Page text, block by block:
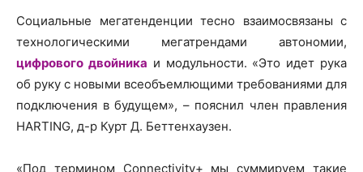
Социальные мегатенденции тесно взаимосвязаны с
технологическими мегатрендами автономии,
цифрового двойника и модульности. «Это идет рука
об руку с новыми всеобъемлющими требованиями для
подключения в будущем», – пояснил член правления
HARTING, д-р Курт Д. Беттенхаузен.
«Под термином Connectivity+ мы суммируем такие